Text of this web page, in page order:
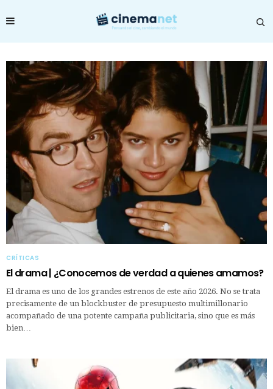
CRÍTICAS
El drama | ¿Conocemos de verdad a quienes amamos?
El drama es uno de los grandes estrenos de este año 2026. No se trata
precisamente de un blockbuster de presupuesto multimillonario
acompañado de una potente campaña publicitaria, sino que es más
bien…